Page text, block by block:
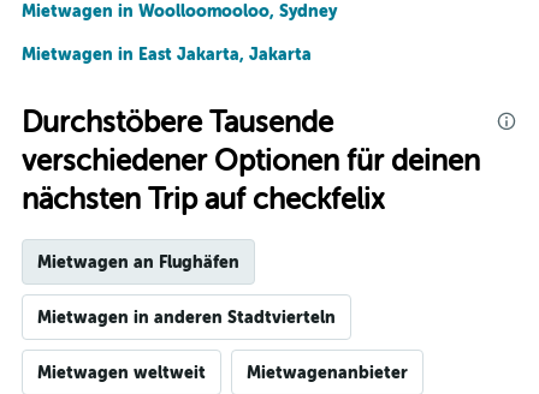
Mietwagen in Woolloomooloo, Sydney
Mietwagen in East Jakarta, Jakarta
Durchstöbere Tausende
verschiedener Optionen für deinen
nächsten Trip auf checkfelix
Mietwagen an Flughäfen
Mietwagen in anderen Stadtvierteln
Mietwagen weltweit Mietwagenanbieter